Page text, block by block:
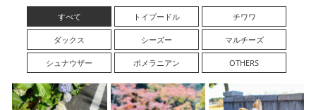
すべて トイプードル チワワ
ダックス シーズー マルチーズ
シュナウザー ポメラニアン OTHERS